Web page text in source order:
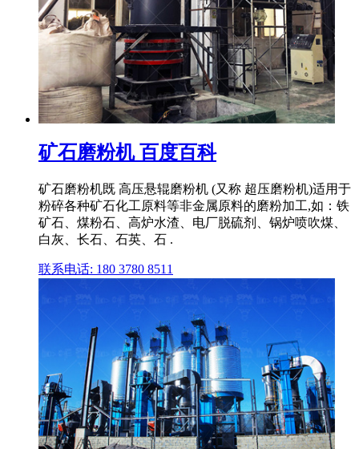
矿石磨粉机 百度百科
矿石磨粉机既 高压悬辊磨粉机 (又称 超压磨粉机)适用于
粉碎各种矿石化工原料等非金属原料的磨粉加工,如：铁
矿石、煤粉石、高炉水渣、电厂脱硫剂、锅炉喷吹煤、
白灰、长石、石英、石 .
联系电话: 180 3780 8511